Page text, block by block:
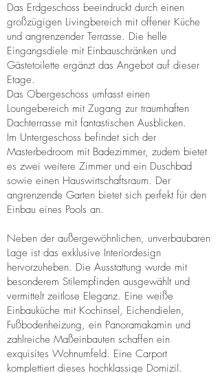
Das Erdgeschoss beeindruckt durch einen
großzügigen Livingbereich mit offener Küche
und angrenzender Terrasse. Die helle
Eingangsdiele mit Einbauschränken und
Gästetoilette ergänzt das Angebot auf dieser
Etage.
Das Obergeschoss umfasst einen
Loungebereich mit Zugang zur traumhaften
Dachterrasse mit fantastischen Ausblicken.
Im Untergeschoss befindet sich der
Masterbedroom mit Badezimmer, zudem bietet
es zwei weitere Zimmer und ein Duschbad
sowie einen Hauswirtschaftsraum. Der
angrenzende Garten bietet sich perfekt für den
Einbau eines Pools an.
Neben der außergewöhnlichen, unverbaubaren
Lage ist das exklusive Interiordesign
hervorzuheben. Die Ausstattung wurde mit
besonderem Stilempfinden ausgewählt und
vermittelt zeitlose Eleganz. Eine weiße
Einbauküche mit Kochinsel, Eichendielen,
Fußbodenheizung, ein Panoramakamin und
zahlreiche Maßeinbauten schaffen ein
exquisites Wohnumfeld. Eine Carport
komplettiert dieses hochklassige Domizil.